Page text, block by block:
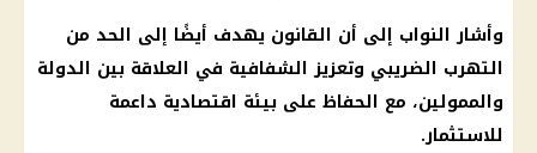
وأشار النواب إلى أن القانون يهدف أيضًا إلى الحد من
التهرب الضريبي وتعزيز الشفافية في العلاقة بين الدولة
والممولين، مع الحفاظ على بيئة اقتصادية داعمة
للاستثمار.